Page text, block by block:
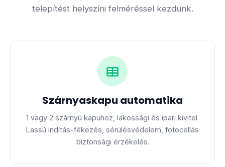
telepítést helyszíni felméréssel kezdünk.
Szárnyaskapu automatika
1 vagy 2 szárnyú kapuhoz, lakossági és ipari kivitel.
Lassú indítás-fékezés, sérülésvédelem, fotocellás
biztonsági érzékelés.